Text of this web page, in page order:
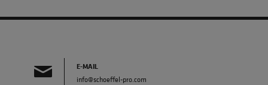
E-MAIL
info@schoeffel-pro.com